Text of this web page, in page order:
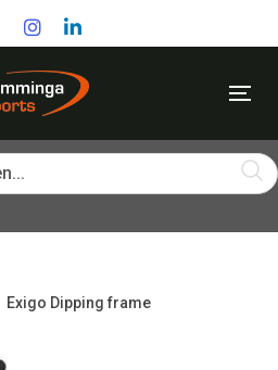
Exigo Dipping frame